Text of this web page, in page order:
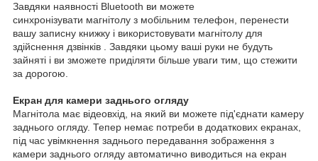
Завдяки наявності Bluetooth ви можете
синхронізувати магнітолу з мобільним телефон, перенести
вашу записну книжку і використовувати магнітолу для
здійснення дзвінків . Завдяки цьому ваші руки не будуть
зайняті і ви зможете приділяти більше уваги тим, що стежити
за дорогою.
Екран для камери заднього огляду
Магнітола має відеовхід, на який ви можете під'єднати камеру
заднього огляду. Тепер немає потреби в додаткових екранах,
під час увімкнення заднього передавання зображення з
камери заднього огляду автоматично виводиться на екран